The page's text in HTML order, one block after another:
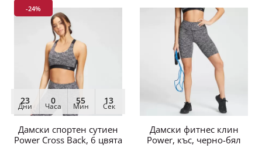
Дни
0 55 13
Сек
3/4 фитнес клин Power, черно-бял
16.36 € (32.00 лв) 12.78 € (25.00 лв)
Искате ли най-доброто? Нашият топ модел на
-24%
23
Дни
0
Часа
55
Мин
13
Сек
Дамски спортен сутиен
Power Cross Back, 6 цвята
Дамски фитнес клин
Power, къс, черно-бял